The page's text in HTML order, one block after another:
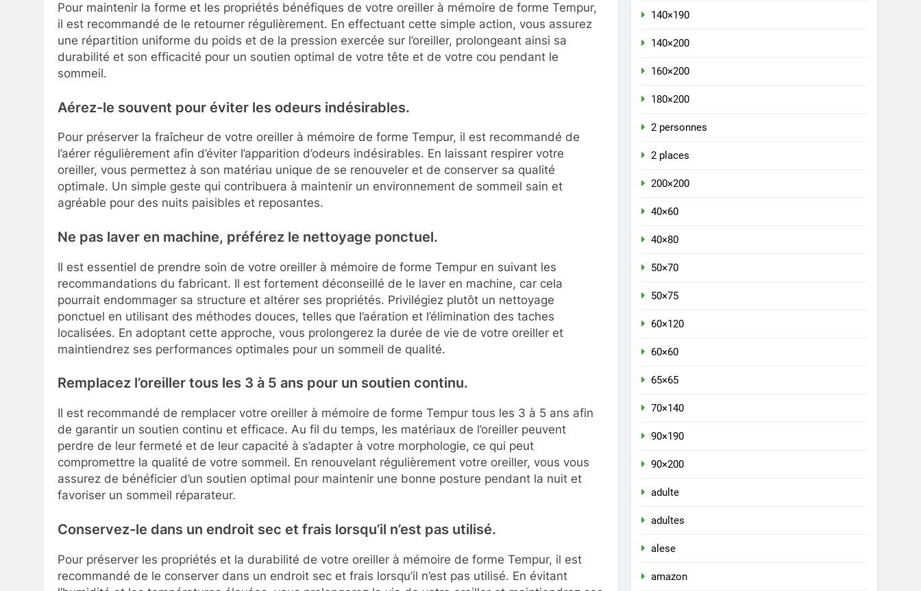
Pour maintenir la forme et les propriétés bénéfiques de votre oreiller à mémoire de forme Tempur,
il est recommandé de le retourner régulièrement. En effectuant cette simple action, vous assurez
une répartition uniforme du poids et de la pression exercée sur l’oreiller, prolongeant ainsi sa
durabilité et son efficacité pour un soutien optimal de votre tête et de votre cou pendant le
sommeil.
Aérez-le souvent pour éviter les odeurs indésirables.
Pour préserver la fraîcheur de votre oreiller à mémoire de forme Tempur, il est recommandé de
l’aérer régulièrement afin d’éviter l’apparition d’odeurs indésirables. En laissant respirer votre
oreiller, vous permettez à son matériau unique de se renouveler et de conserver sa qualité
optimale. Un simple geste qui contribuera à maintenir un environnement de sommeil sain et
agréable pour des nuits paisibles et reposantes.
Ne pas laver en machine, préférez le nettoyage ponctuel.
Il est essentiel de prendre soin de votre oreiller à mémoire de forme Tempur en suivant les
recommandations du fabricant. Il est fortement déconseillé de le laver en machine, car cela
pourrait endommager sa structure et altérer ses propriétés. Privilégiez plutôt un nettoyage
ponctuel en utilisant des méthodes douces, telles que l’aération et l’élimination des taches
localisées. En adoptant cette approche, vous prolongerez la durée de vie de votre oreiller et
maintiendrez ses performances optimales pour un sommeil de qualité.
Remplacez l’oreiller tous les 3 à 5 ans pour un soutien continu.
Il est recommandé de remplacer votre oreiller à mémoire de forme Tempur tous les 3 à 5 ans afin
de garantir un soutien continu et efficace. Au fil du temps, les matériaux de l’oreiller peuvent
perdre de leur fermeté et de leur capacité à s’adapter à votre morphologie, ce qui peut
compromettre la qualité de votre sommeil. En renouvelant régulièrement votre oreiller, vous vous
assurez de bénéficier d’un soutien optimal pour maintenir une bonne posture pendant la nuit et
favoriser un sommeil réparateur.
Conservez-le dans un endroit sec et frais lorsqu’il n’est pas utilisé.
Pour préserver les propriétés et la durabilité de votre oreiller à mémoire de forme Tempur, il est
recommandé de le conserver dans un endroit sec et frais lorsqu’il n’est pas utilisé. En évitant
140×190
140×200
160×200
180×200
2 personnes
2 places
200×200
40×60
40×80
50×70
50×75
60×120
60×60
65×65
70×140
90×190
90×200
adulte
adultes
alese
amazon